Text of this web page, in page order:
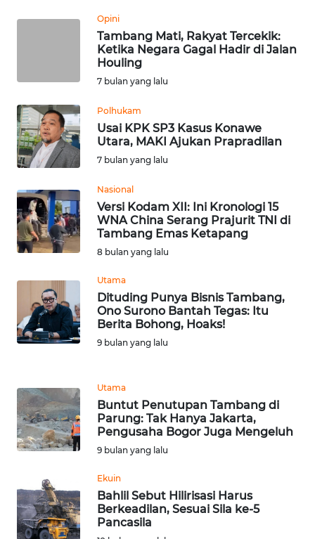
Opini
Tambang Mati, Rakyat Tercekik:
Ketika Negara Gagal Hadir di Jalan
Houling
7 bulan yang lalu
Polhukam
Usai KPK SP3 Kasus Konawe
Utara, MAKI Ajukan Prapradilan
7 bulan yang lalu
Nasional
Versi Kodam XII: Ini Kronologi 15
WNA China Serang Prajurit TNI di
Tambang Emas Ketapang
8 bulan yang lalu
Utama
Dituding Punya Bisnis Tambang,
Ono Surono Bantah Tegas: Itu
Berita Bohong, Hoaks!
9 bulan yang lalu
Utama
Buntut Penutupan Tambang di
Parung: Tak Hanya Jakarta,
Pengusaha Bogor Juga Mengeluh
9 bulan yang lalu
Ekuin
Bahlil Sebut Hilirisasi Harus
Berkeadilan, Sesuai Sila ke-5
Pancasila
Wahana
WN
WN
JAKARTA
JABAR
WN
BANTEN
WN
NTT
WN
WN
PAPUA
WN
WN
RIAU